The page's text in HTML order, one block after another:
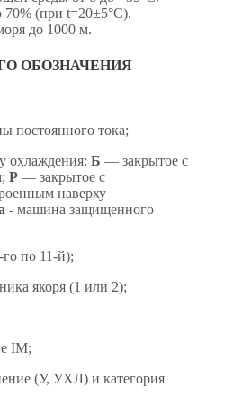
70% (при t=20±5°С).
до 1000 м.
ОБОЗНАЧЕНИЯ
постоянного тока;
охлаждения: Б — закрытое с
Р — закрытое с
наверху
- машина защищенного
по 11-й);
якоря (1 или 2);
IM;
(У, УХЛ) и категория